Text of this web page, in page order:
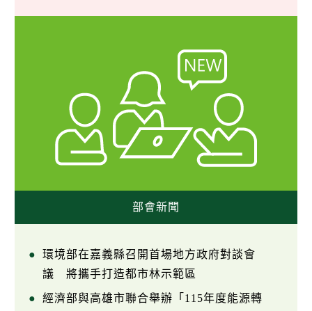
部會新聞
環境部在嘉義縣召開首場地方政府對談會
議 將攜手打造都市林示範區
經濟部與高雄市聯合舉辦「115年度能源轉